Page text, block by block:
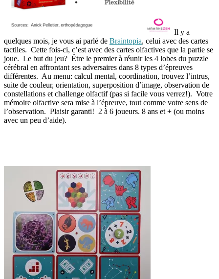
Il y a
quelques mois, je vous ai parlé de Braintopia, celui avec des cartes
tactiles. Cette fois-ci, c’est avec des cartes olfactives que la partie se
joue. Le but du jeu? Être le premier à réunir les 4 lobes du puzzle
cérébral en affrontant ses adversaires dans 8 types d’épreuves
différentes. Au menu: calcul mental, coordination, trouvez l’intrus,
suite de couleur, orientation, superposition d’image, observation de
constellations et challenge olfactif (pas si facile vous verrez!). Votre
mémoire olfactive sera mise à l’épreuve, tout comme votre sens de
l’observation. Plaisir garanti! 2 à 6 joueurs. 8 ans et + (ou moins
avec un peu d’aide).